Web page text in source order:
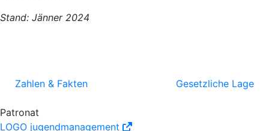
Stand: Jänner 2024
Zahlen & Fakten Gesetzliche Lage
Patronat
LOGO jugendmanagement